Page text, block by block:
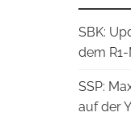
SBK:
dem
SSP:
auf der